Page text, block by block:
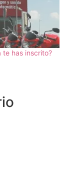
te has inscrito?